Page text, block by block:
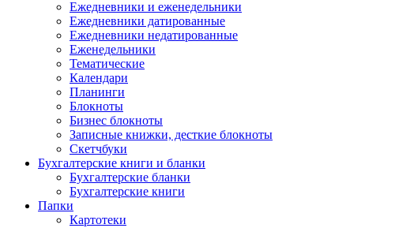
Ежедневники и еженедельники
Ежедневники датированные
Ежедневники недатированные
Еженедельники
Тематические
Календари
Планинги
Блокноты
Бизнес блокноты
Записные книжки, десткие блокноты
Скетчбуки
Бухгалтерские книги и бланки
Бухгалтерские бланки
Бухгалтерские книги
Папки
Картотеки